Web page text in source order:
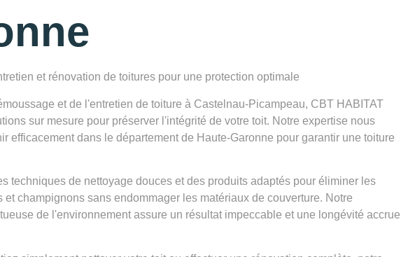
et rénovation de toitures pour une protection optimale
et de l'entretien de toiture à Castelnau-Picampeau, CBT HABITAT
sur mesure pour préserver l'intégrité de votre toit. Notre expertise nous
efficacement dans le département de Haute-Garonne pour garantir une toiture
techniques de nettoyage douces et des produits adaptés pour éliminer les
et champignons sans endommager les matériaux de couverture. Notre
de l'environnement assure un résultat impeccable et une longévité accrue